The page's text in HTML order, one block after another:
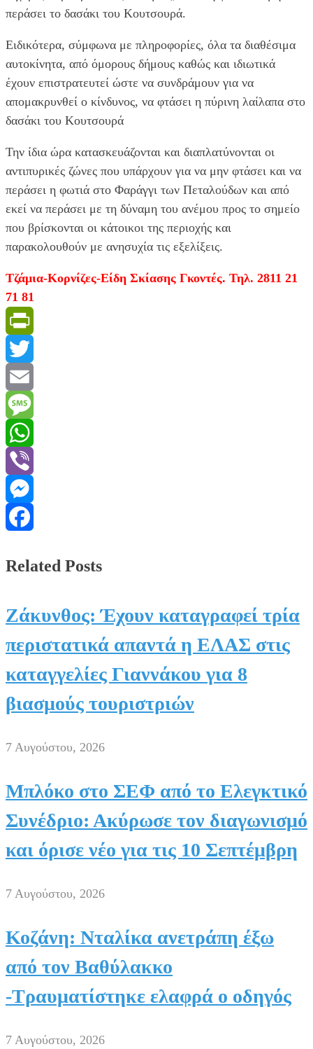
περάσει το δασάκι του Κουτσουρά.
Ειδικότερα, σύμφωνα με πληροφορίες, όλα τα διαθέσιμα
αυτοκίνητα, από όμορους δήμους καθώς και ιδιωτικά
έχουν επιστρατευτεί ώστε να συνδράμουν για να
απομακρυνθεί ο κίνδυνος, να φτάσει η πύρινη λαίλαπα στο
δασάκι του Κουτσουρά
Την ίδια ώρα κατασκευάζονται και διαπλατύνονται οι
αντιπυρικές ζώνες που υπάρχουν για να μην φτάσει και να
περάσει η φωτιά στο Φαράγγι των Πεταλούδων και από
εκεί να περάσει με τη δύναμη του ανέμου προς το σημείο
που βρίσκονται οι κάτοικοι της περιοχής και
παρακολουθούν με ανησυχία τις εξελίξεις.
Τζάμια-Κορνίζες-Είδη Σκίασης Γκοντές. Τηλ. 2811 21
71 81
PrintFriendly
Twitter
Email
Message
WhatsApp
Viber
Messenger
Related Posts
Ζάκυνθος: Έχουν καταγραφεί τρία
περιστατικά απαντά η ΕΛΑΣ στις
καταγγελίες Γιαννάκου για 8
βιασμούς τουριστριών
7 Αυγούστου, 2026
Μπλόκο στο ΣΕΦ από το Ελεγκτικό
Συνέδριο: Ακύρωσε τον διαγωνισμό
και όρισε νέο για τις 10 Σεπτέμβρη
7 Αυγούστου, 2026
Κοζάνη: Νταλίκα ανετράπη έξω
από τον Βαθύλακκο
-Τραυματίστηκε ελαφρά ο οδηγός
7 Αυγούστου, 2026